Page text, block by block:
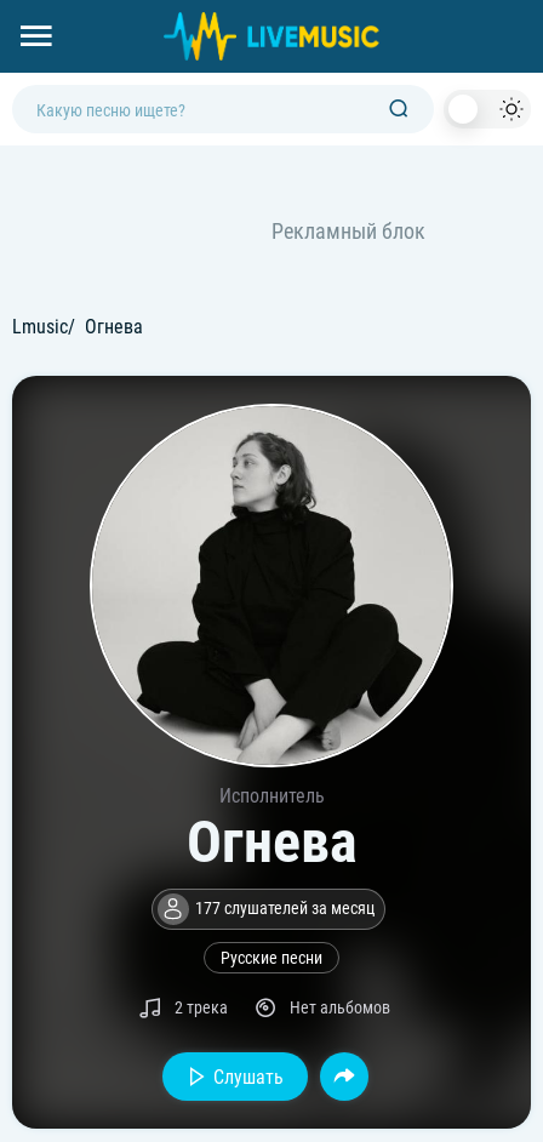
Lmusic Огнева
Исполнитель
Огнева
177 слушателей за месяц
Русские песни
2 трека Нет альбомов
Слушать